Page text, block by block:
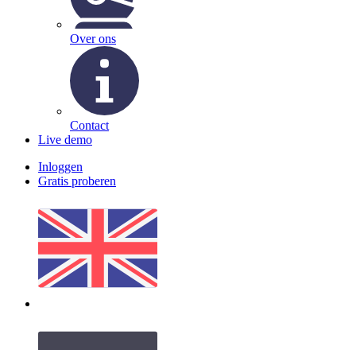
Over ons
Contact
Live demo
Inloggen
Gratis proberen